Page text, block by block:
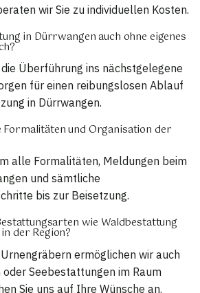
wir Sie zu individuellen Kosten.
in Dürrwangen auch ohne eigenes
Überführung ins nächstgelegene
für einen reibungslosen Ablauf
in Dürrwangen.
Formalitäten und Organisation der
alle Formalitäten, Meldungen beim
und sämtliche
bis zur Beisetzung.
wie Waldbestattung
der Region?
ermöglichen wir auch
Seebestattungen im Raum
Sie uns auf Ihre Wünsche an.